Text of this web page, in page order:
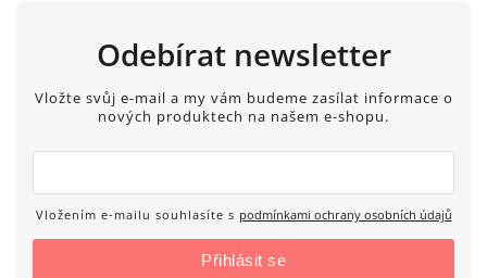
Odebírat newsletter
Vložte svůj e-mail a my vám budeme zasílat informace o
nových produktech na našem e-shopu.
Vložením e-mailu souhlasíte s podmínkami ochrany osobních údajů
Přihlásit se